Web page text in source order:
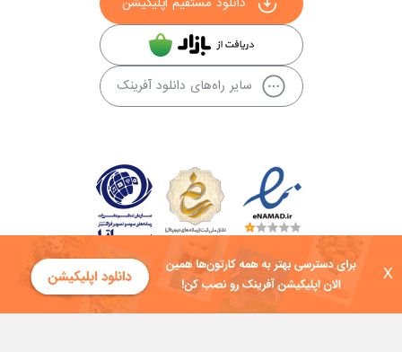
X
سایر راه‌های دانلود آفرینک
کلیه حقوق این سایت به شرکت توسعه فناوی هفت آسمان توکان تعلق دارد و